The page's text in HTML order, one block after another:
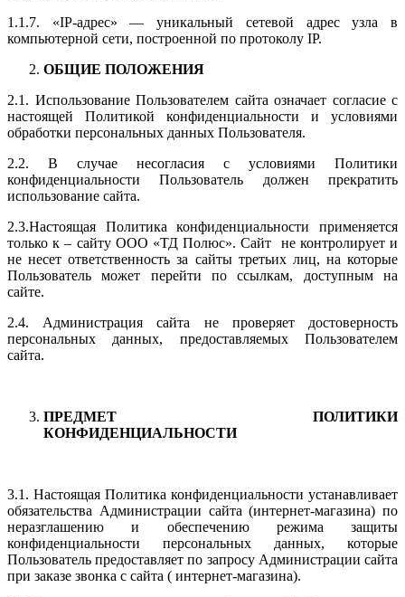
1.1.7. «IP-адрес» — уникальный сетевой адрес узла в
компьютерной сети, построенной по протоколу IP.
ОБЩИЕ ПОЛОЖЕНИЯ
2.1. Использование Пользователем сайта означает согласие с
настоящей Политикой конфиденциальности и условиями
обработки персональных данных Пользователя.
2.2. В случае несогласия с условиями Политики
конфиденциальности Пользователь должен прекратить
использование сайта.
2.3.Настоящая Политика конфиденциальности применяется
только к – сайту ООО «ТД Полюс». Сайт не контролирует и
не несет ответственность за сайты третьих лиц, на которые
Пользователь может перейти по ссылкам, доступным на
сайте.
2.4. Администрация сайта не проверяет достоверность
персональных данных, предоставляемых Пользователем
сайта.
ПРЕДМЕТ ПОЛИТИКИ
КОНФИДЕНЦИАЛЬНОСТИ
3.1. Настоящая Политика конфиденциальности устанавливает
обязательства Администрации сайта (интернет-магазина) по
неразглашению и обеспечению режима защиты
конфиденциальности персональных данных, которые
Пользователь предоставляет по запросу Администрации сайта
при заказе звонка с сайта ( интернет-магазина).